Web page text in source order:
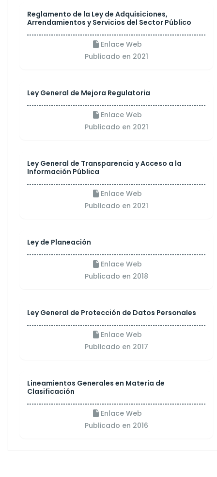
Reglamento de la Ley de Adquisiciones,
Arrendamientos y Servicios del Sector Público
Enlace Web
Publicado en 2021
Ley General de Mejora Regulatoria
Enlace Web
Publicado en 2021
Ley General de Transparencia y Acceso a la
Información Pública
Enlace Web
Publicado en 2021
Ley de Planeación
Enlace Web
Publicado en 2018
Ley General de Protección de Datos Personales
Enlace Web
Publicado en 2017
Lineamientos Generales en Materia de
Clasificación
Enlace Web
Publicado en 2016